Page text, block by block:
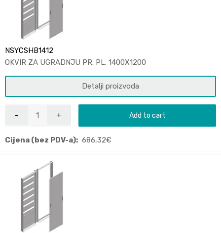
NSYCSHB1412
OKVIR ZA UGRADNJU PR. PL. 1400X1200
Detalji proizvoda
Add to cart
Cijena (bez PDV-a): 686,32€